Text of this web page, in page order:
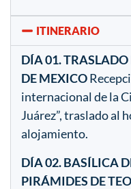
ITINERARIO
DÍA 01.
DE MEXICO
internacional de la
Juárez”, traslado al
alojamiento.
DÍA 02. BASÍLICA
PIRÁMIDES DE